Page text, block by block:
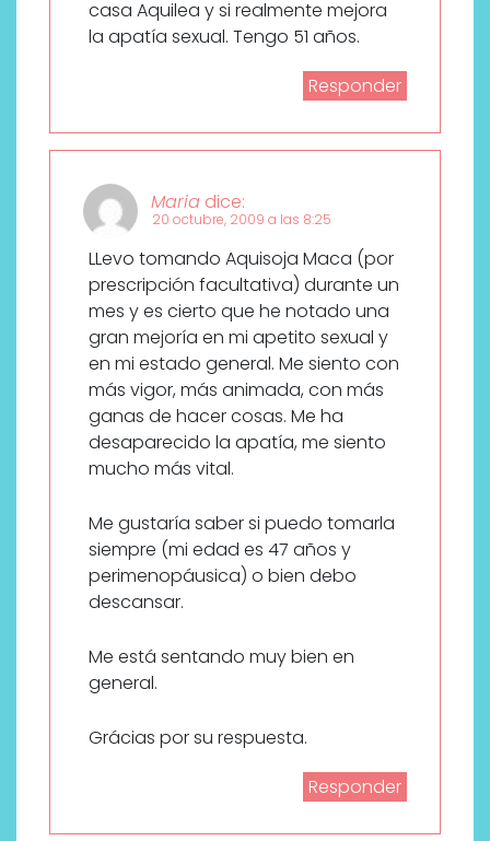
casa Aquilea y si realmente mejora
la apatía sexual. Tengo 51 años.
Responder
Maria dice:
20 octubre, 2009 a las 8:25
LLevo tomando Aquisoja Maca (por
prescripción facultativa) durante un
mes y es cierto que he notado una
gran mejoría en mi apetito sexual y
en mi estado general. Me siento con
más vigor, más animada, con más
ganas de hacer cosas. Me ha
desaparecido la apatía, me siento
mucho más vital.
Me gustaría saber si puedo tomarla
siempre (mi edad es 47 años y
perimenopáusica) o bien debo
descansar.
Me está sentando muy bien en
general.
Grácias por su respuesta.
Responder